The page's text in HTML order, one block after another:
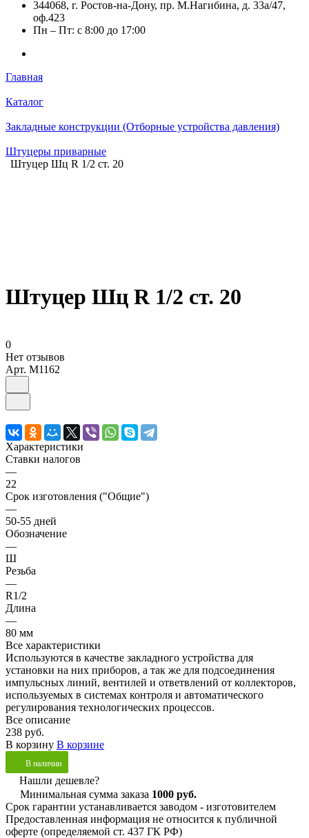
344068, г. Ростов-на-Дону, пр. М.Нагибина, д. 33а/47,
оф.423
Пн – Пт: с 8:00 до 17:00
Главная
Каталог
Закладные конструкции (Отборные устройства давления)
Штуцеры приварные
Штуцер Шц R 1/2 ст. 20
Штуцер Шц R 1/2 ст. 20
0
Нет отзывов
Арт. M1162
Характеристики
Ставки налогов
—
22
Срок изготовления ("Общие")
—
50-55 дней
Обозначение
—
Ш
Резьба
—
R1/2
Длина
—
80 мм
Все характеристики
Используются в качестве закладного устройства для
установки на них приборов, а так же для подсоединения
импульсных линий, вентилей и ответвлений от коллекторов,
используемых в системах контроля и автоматического
регулирования технологических процессов.
Все описание
238 руб.
В корзину В корзине
В наличии
Нашли дешевле?
Минимальная сумма заказа 1000 руб.
Срок гарантии устанавливается заводом - изготовителем
Предоставленная информация не относится к публичной
оферте (определяемой ст. 437 ГК РФ)